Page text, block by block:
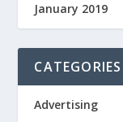
January 2019
CATEGORIES
Advertising